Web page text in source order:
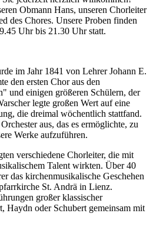
Obmann Hans, unseren Chorleiter
des Chores. Unsere Proben finden
Uhr bis 21.30 Uhr statt.
im Jahr 1841 von Lehrer Johann E.
den ersten Chor aus den
und einigen größeren Schülern, der
legte großen Wert auf eine
die dreimal wöchentlich stattfand.
aus, das es ermöglichte, zu
Werke aufzuführen.
verschiedene Chorleiter, die mit
Talent wirkten. Über 40
das kirchenmusikalische Geschehen
St. Andrä in Lienz.
großer klassischer
Haydn oder Schubert gemeinsam mit